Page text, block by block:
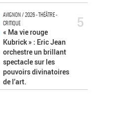
AVIGNON / 2026 - THÉÂTRE -
CRITIQUE
« Ma vie rouge
Kubrick » : Eric Jean
orchestre un brillant
spectacle sur les
pouvoirs divinatoires
de l’art.
5